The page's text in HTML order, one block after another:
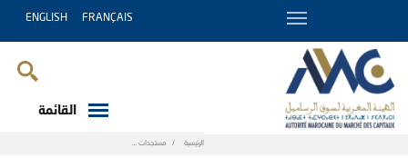
FRANÇAIS
ENGLISH
القائمة
الرئيسية مستجدات أصدرت الهيئة المغربية لسوق الرساميل إحصائيات هيئات